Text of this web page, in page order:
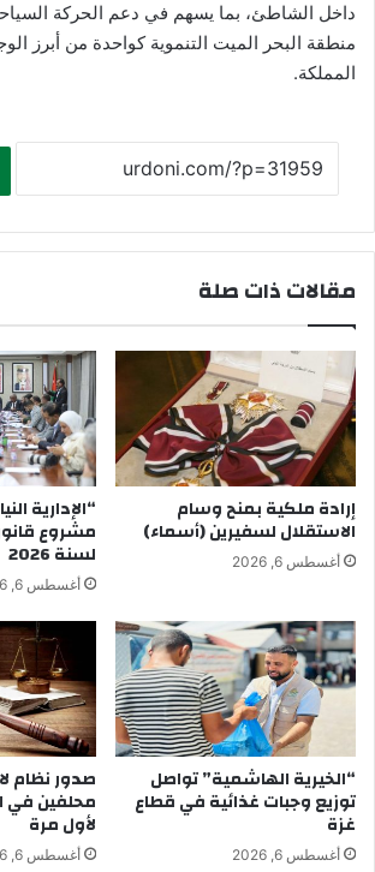
داخل الشاطئ، بما يسهم في دعم الحركة
منطقة البحر الميت التنموية كواحدة من أبرز
المملكة.
مقالات ذات صلة
إرادة ملكية بمنح وسام
الاستقلال لسفيرين (أسماء)
أغسطس 6, 2026
“الإدارية
مشروع
لسنة 2026
أغسطس 6, 2026
“الخيرية الهاشمية” تواصل
توزيع وجبات غذائية في قطاع
غزة
أغسطس 6, 2026
صدور نظام
محلفين في
لأول مرة
أغسطس 6, 2026